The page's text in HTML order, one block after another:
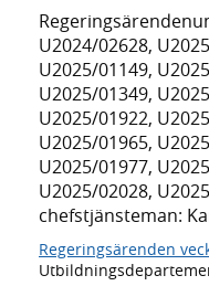
U2024/02628,
U2025/01149,
U2025/01349,
U2025/01922,
U2025/01965,
U2025/01977,
U2025/02028,
chefstjänsteman:
Regeringsärenden